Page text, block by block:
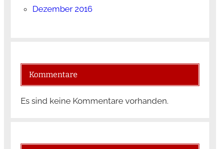
Dezember 2016
Kommentare
Es sind keine Kommentare vorhanden.